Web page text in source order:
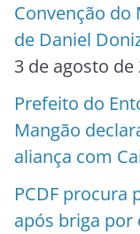
Convenção
de Daniel
3 de agosto de
Prefeito do
Mangão
aliança com
PCDF procura
após briga por